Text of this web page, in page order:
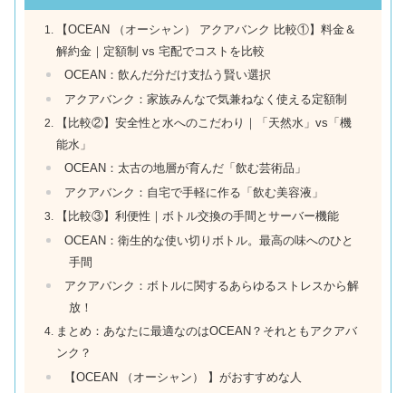
【OCEAN （オーシャン） アクアバンク 比較①】料金＆
解約金｜定額制 vs 宅配でコストを比較
OCEAN：飲んだ分だけ支払う賢い選択
アクアバンク：家族みんなで気兼ねなく使える定額制
【比較②】安全性と水へのこだわり｜「天然水」vs「機
能水」
OCEAN：太古の地層が育んだ「飲む芸術品」
アクアバンク：自宅で手軽に作る「飲む美容液」
【比較③】利便性｜ボトル交換の手間とサーバー機能
OCEAN：衛生的な使い切りボトル。最高の味へのひと
手間
アクアバンク：ボトルに関するあらゆるストレスから解
放！
まとめ：あなたに最適なのはOCEAN？それともアクアバ
ンク？
【OCEAN （オーシャン） 】がおすすめな人